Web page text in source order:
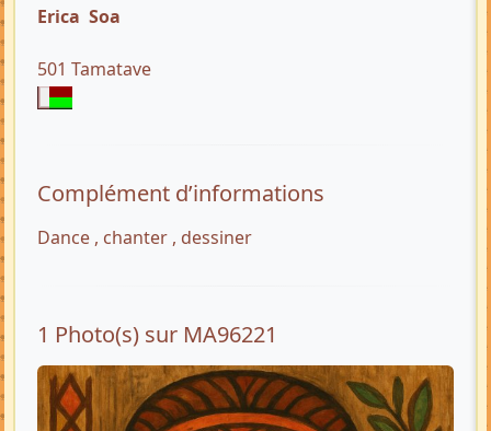
Erica Soa
501 Tamatave
Complément d’informations
Dance , chanter , dessiner
1 Photo(s) sur MA96221